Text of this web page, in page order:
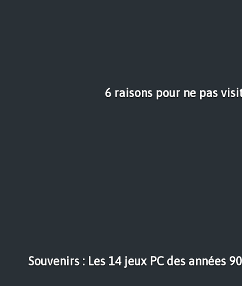
6 raisons pour ne pas
Souvenirs : Les 14 jeux PC des années